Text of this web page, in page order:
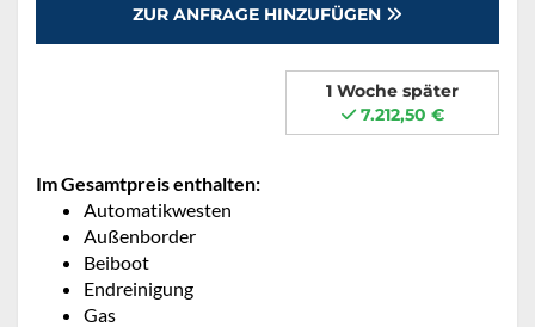
ZUR ANFRAGE HINZUFÜGEN
1 Woche später
7.212,50 €
Im Gesamtpreis enthalten:
Automatikwesten
Außenborder
Beiboot
Endreinigung
Gas